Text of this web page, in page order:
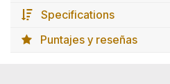
Specifications
Puntajes y reseñas